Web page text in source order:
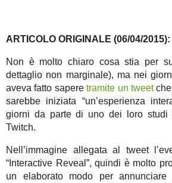
ARTICOLO ORIGINALE (06/04/2015):
Non è molto chiaro cosa stia per
dettaglio non marginale), ma nei
aveva fatto saperetramite un tweetche
sarebbe iniziata “un’esperienza
giorni da parte di uno dei loro studi
Twitch.
Nell’immagine allegata al tweet
“Interactive Reveal”, quindi è molto
un elaborato modo per